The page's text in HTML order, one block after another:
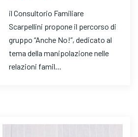
il Consultorio Familiare
Scarpellini propone il percorso di
gruppo “Anche No!”, dedicato al
tema della manipolazione nelle
relazioni famil…